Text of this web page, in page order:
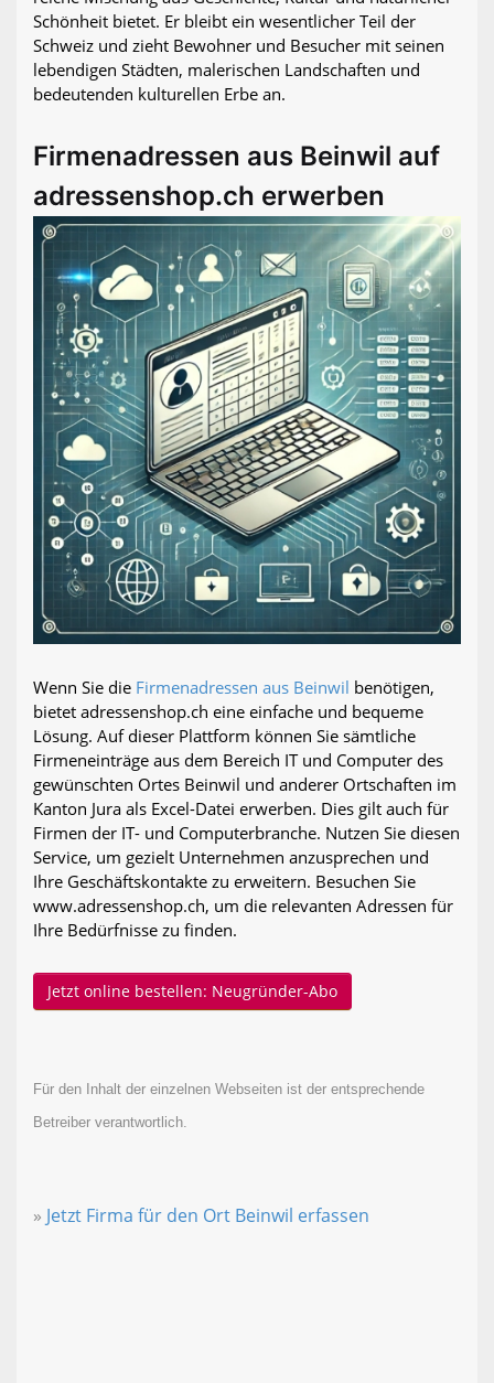
Schönheit bietet. Er bleibt ein wesentlicher Teil der
Schweiz und zieht Bewohner und Besucher mit seinen
lebendigen Städten, malerischen Landschaften und
bedeutenden kulturellen Erbe an.
Firmenadressen aus Beinwil auf
adressenshop.ch erwerben
Wenn Sie die Firmenadressen aus Beinwil benötigen,
bietet adressenshop.ch eine einfache und bequeme
Lösung. Auf dieser Plattform können Sie sämtliche
Firmeneinträge aus dem Bereich IT und Computer des
gewünschten Ortes Beinwil und anderer Ortschaften im
Kanton Jura als Excel-Datei erwerben. Dies gilt auch für
Firmen der IT- und Computerbranche. Nutzen Sie diesen
Service, um gezielt Unternehmen anzusprechen und
Ihre Geschäftskontakte zu erweitern. Besuchen Sie
www.adressenshop.ch, um die relevanten Adressen für
Ihre Bedürfnisse zu finden.
Jetzt online bestellen: Neugründer-Abo
Für den Inhalt der einzelnen Webseiten ist der entsprechende
Betreiber verantwortlich.
» Jetzt Firma für den Ort Beinwil erfassen